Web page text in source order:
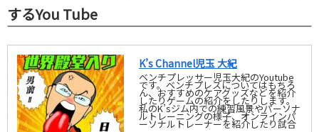
するYou Tube
K’s Channel児玉 大紀
ベンチプレッサー児玉大紀のYoutube
です。ベンチプレスについてはもちろ
ん、おすすめのケアグッズなどを紹介
したりゲームの紹介をしたりします。
私のK’sジム内での練習風景やパーソナ
ルトレーニングの様子、オンラインパ
ーソナルトレーナーを紹介したり試合